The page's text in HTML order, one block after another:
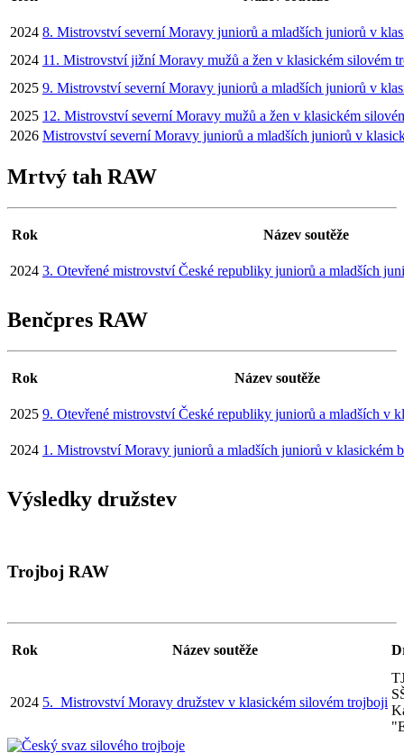
2024 8. Mistrovství severní Moravy juniorů a mladších juniorů v
2024 11. Mistrovství jižní Moravy mužů a žen v klasickém silovém
2025 9. Mistrovství severní Moravy juniorů a mladších juniorů v
2025 12. Mistrovství severní Moravy mužů a žen v klasickém
2026 Mistrovství severní Moravy juniorů a mladších juniorů v
Mrtvý tah RAW
Rok Název soutěže
2024 3. Otevřené mistrovství České republiky juniorů a mladších
Benčpres RAW
Rok Název soutěže
2025 9. Otevřené mistrovství České republiky juniorů a mladších v
2024 1. Mistrovství Moravy juniorů a mladších juniorů v klasickém
Výsledky družstev
Trojboj RAW
Rok Název soutěže
2024 5. Mistrovství Moravy družstev v klasickém silovém trojboji